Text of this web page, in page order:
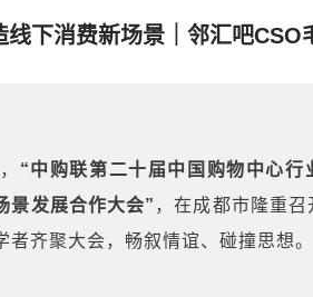
线下消费新场景｜邻汇吧CSO
“中购联第二十届中国购物中心行
景发展合作大会” ，在成都市隆重召
齐聚大会，畅叙情谊、碰撞思想。